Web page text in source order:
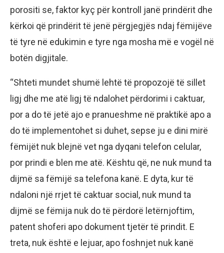
porositi se, faktor kyç për kontroll janë prindërit dhe
kërkoi që prindërit të jenë përgjegjës ndaj fëmijëve
të tyre në edukimin e tyre nga mosha më e vogël në
botën digjitale.
“Shteti mundet shumë lehtë të propozojë të sillet
ligj dhe me atë ligj të ndalohet përdorimi i caktuar,
por a do të jetë ajo e pranueshme në praktikë apo a
do të implementohet si duhet, sepse ju e dini mirë
fëmijët nuk blejnë vet nga dyqani telefon celular,
por prindi e blen me atë. Kështu që, ne nuk mund ta
dijmë sa fëmijë sa telefona kanë. E dyta, kur të
ndaloni një rrjet të caktuar social, nuk mund ta
dijmë se fëmija nuk do të përdorë letërnjoftim,
patent shoferi apo dokument tjetër të prindit. E
treta, nuk është e lejuar, apo foshnjet nuk kanë